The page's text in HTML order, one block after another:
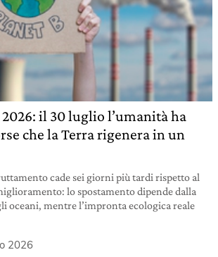
il 30 luglio l’umanità ha
che la Terra rigenera in un
cade sei giorni più tardi rispetto al
lo spostamento dipende dalla
oceani, mentre l’impronta ecologica reale
2026